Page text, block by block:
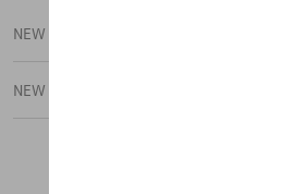
NEW PASSAT
NEW PASSAT VARIANT